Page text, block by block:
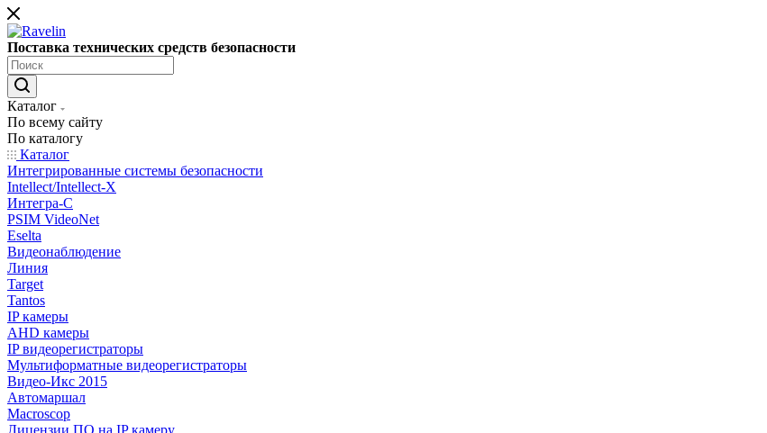
Поставка технических средств безопасности
Каталог
По всему сайту
По каталогу
Каталог
Интегрированные системы безопасности
Intellect/Intellect-X
Интегра-С
PSIM VideoNet
Eselta
Видеонаблюдение
Линия
Target
Tantos
IP камеры
AHD камеры
IP видеорегистраторы
Мультиформатные видеорегистраторы
Видео-Икс 2015
Автомаршал
Macroscop
Лицензии ПО на IP камеру